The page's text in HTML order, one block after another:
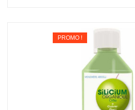
PROMO !